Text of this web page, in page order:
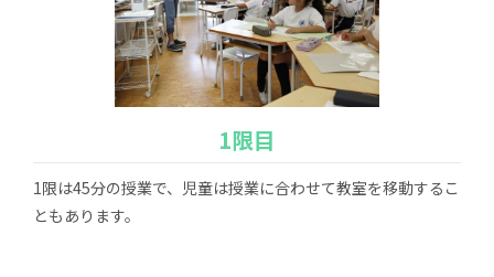
1限目
1限は45分の授業で、児童は授業に合わせて教室を移動するこ
ともあります。